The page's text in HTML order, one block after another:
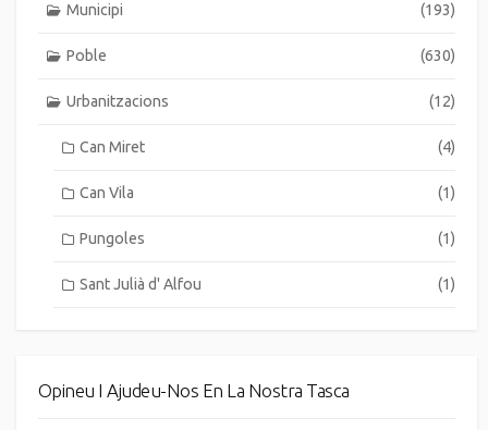
Municipi (193)
Poble (630)
Urbanitzacions (12)
Can Miret (4)
Can Vila (1)
Pungoles (1)
Sant Julià d' Alfou (1)
Opineu I Ajudeu-Nos En La Nostra Tasca